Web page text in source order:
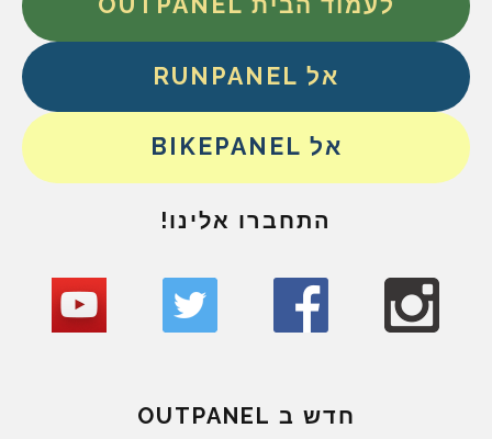
אל RUNPANEL
אל BIKEPANEL
התחברו אלינו!
חדש ב OUTPANEL